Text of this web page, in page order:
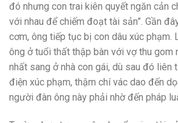
đó nhưng con trai kiên quyết ngăn cản
với nhau để chiếm đoạt tài sản”. Gần
cơm, ông tiếp tục bị con dâu xúc phạm.
ông ở tuổi thất thập bàn với vợ thu gom
nhất sang ở nhà con gái, dù sau đó liên
điện xúc phạm, thậm chí vác dao đến
người đàn ông này phải nhờ đến pháp